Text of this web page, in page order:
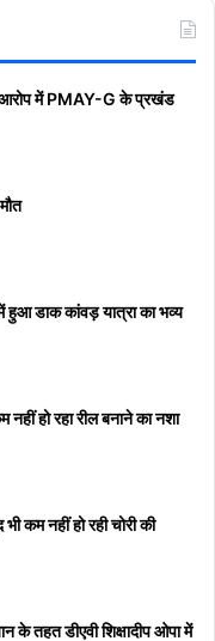
आरोप में PMAY-G के प्रखंड
हुआ डाक कांवड़ यात्रा का भव्य
नहीं हो रहा रील बनाने का नशा
कम नहीं हो रही चोरी की
के तहत डीएवी शिक्षादीप ओपा में